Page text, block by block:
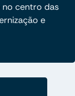
centro das
e